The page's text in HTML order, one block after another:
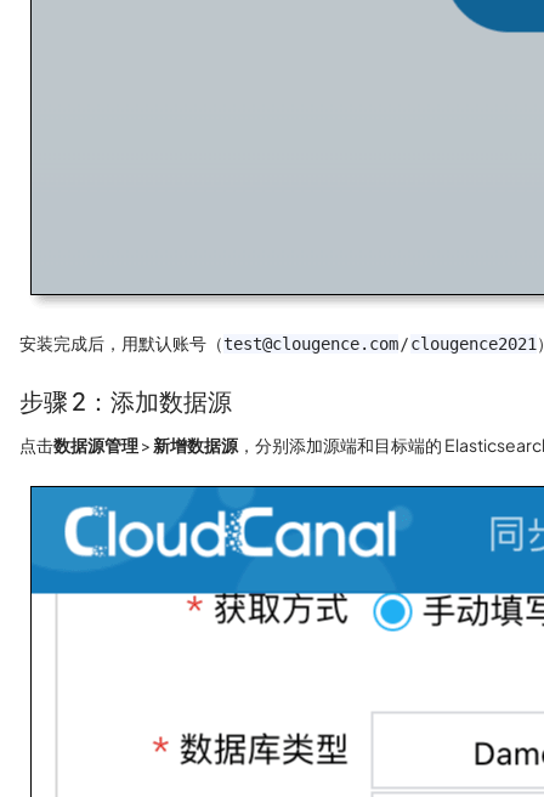
安装完成后，用默认账号（test@clougence.com/clougence2021
步骤 2：添加数据源
点击数据源管理> 新增数据源 ，分别添加源端和目标端的